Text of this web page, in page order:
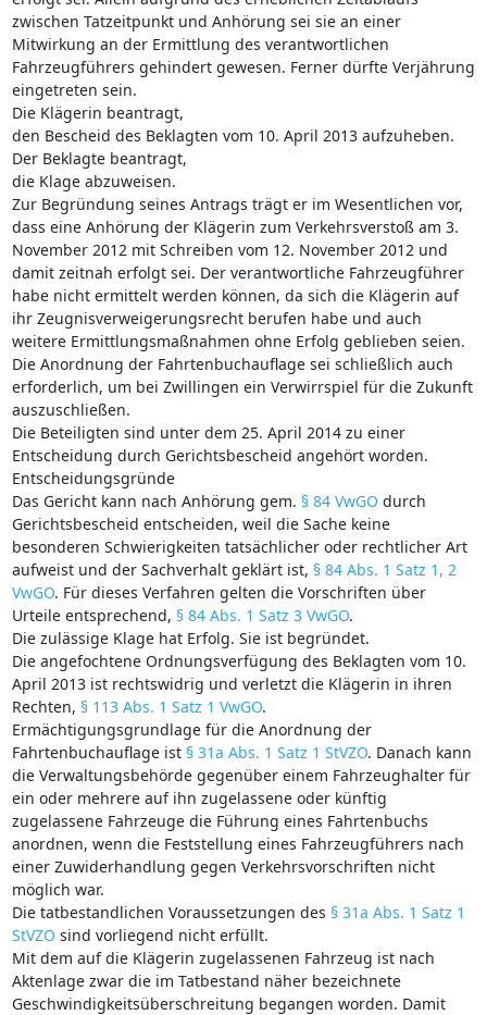
zwischen Tatzeitpunkt und Anhörung sei sie an einer
Mitwirkung an der Ermittlung des verantwortlichen
Fahrzeugführers gehindert gewesen. Ferner dürfte Verjährung
eingetreten sein.
Die Klägerin beantragt,
den Bescheid des Beklagten vom 10. April 2013 aufzuheben.
Der Beklagte beantragt,
die Klage abzuweisen.
Zur Begründung seines Antrags trägt er im Wesentlichen vor,
dass eine Anhörung der Klägerin zum Verkehrsverstoß am 3.
November 2012 mit Schreiben vom 12. November 2012 und
damit zeitnah erfolgt sei. Der verantwortliche Fahrzeugführer
habe nicht ermittelt werden können, da sich die Klägerin auf
ihr Zeugnisverweigerungsrecht berufen habe und auch
weitere Ermittlungsmaßnahmen ohne Erfolg geblieben seien.
Die Anordnung der Fahrtenbuchauflage sei schließlich auch
erforderlich, um bei Zwillingen ein Verwirrspiel für die Zukunft
auszuschließen.
Die Beteiligten sind unter dem 25. April 2014 zu einer
Entscheidung durch Gerichtsbescheid angehört worden.
Entscheidungsgründe
Das Gericht kann nach Anhörung gem. § 84 VwGO durch
Gerichtsbescheid entscheiden, weil die Sache keine
besonderen Schwierigkeiten tatsächlicher oder rechtlicher Art
aufweist und der Sachverhalt geklärt ist, § 84 Abs. 1 Satz 1, 2
VwGO. Für dieses Verfahren gelten die Vorschriften über
Urteile entsprechend, § 84 Abs. 1 Satz 3 VwGO.
Die zulässige Klage hat Erfolg. Sie ist begründet.
Die angefochtene Ordnungsverfügung des Beklagten vom 10.
April 2013 ist rechtswidrig und verletzt die Klägerin in ihren
Rechten, § 113 Abs. 1 Satz 1 VwGO.
Ermächtigungsgrundlage für die Anordnung der
Fahrtenbuchauflage ist § 31a Abs. 1 Satz 1 StVZO. Danach kann
die Verwaltungsbehörde gegenüber einem Fahrzeughalter für
ein oder mehrere auf ihn zugelassene oder künftig
zugelassene Fahrzeuge die Führung eines Fahrtenbuchs
anordnen, wenn die Feststellung eines Fahrzeugführers nach
einer Zuwiderhandlung gegen Verkehrsvorschriften nicht
möglich war.
Die tatbestandlichen Voraussetzungen des § 31a Abs. 1 Satz 1
StVZO sind vorliegend nicht erfüllt.
Mit dem auf die Klägerin zugelassenen Fahrzeug ist nach
Aktenlage zwar die im Tatbestand näher bezeichnete
Geschwindigkeitsüberschreitung begangen worden. Damit